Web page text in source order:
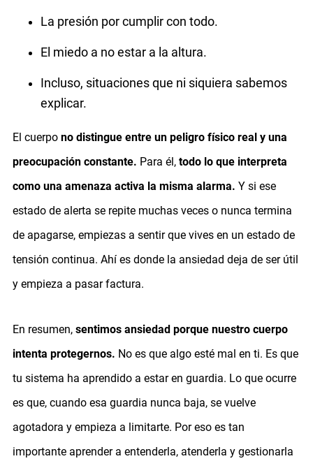
La presión por cumplir con todo.
El miedo a no estar a la altura.
Incluso, situaciones que ni siquiera sabemos
explicar.
El cuerpo no distingue entre un peligro físico real y una
preocupación constante. Para él, todo lo que interpreta
como una amenaza activa la misma alarma. Y si ese
estado de alerta se repite muchas veces o nunca termina
de apagarse, empiezas a sentir que vives en un estado de
tensión continua. Ahí es donde la ansiedad deja de ser útil
y empieza a pasar factura.
En resumen, sentimos ansiedad porque nuestro cuerpo
intenta protegernos. No es que algo esté mal en ti. Es que
tu sistema ha aprendido a estar en guardia. Lo que ocurre
es que, cuando esa guardia nunca baja, se vuelve
agotadora y empieza a limitarte. Por eso es tan
importante aprender a entenderla, atenderla y gestionarla